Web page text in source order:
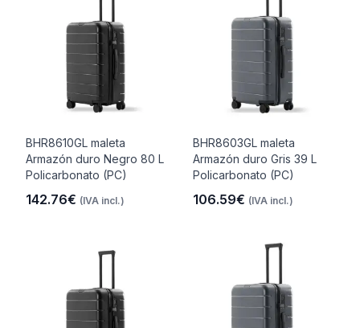
BHR8610GL maleta
Armazón duro Negro 80 L
Policarbonato (PC)
142.76€ (IVA incl.)
BHR8603GL maleta
Armazón duro Gris 39 L
Policarbonato (PC)
106.59€ (IVA incl.)